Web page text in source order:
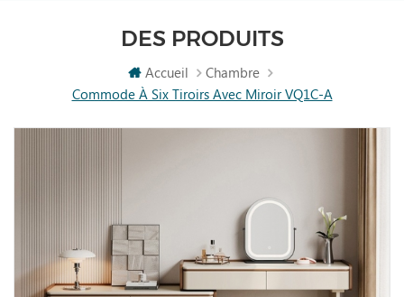
DES PRODUITS
Accueil
Chambre
Commode À Six Tiroirs Avec Miroir VQ1C-A